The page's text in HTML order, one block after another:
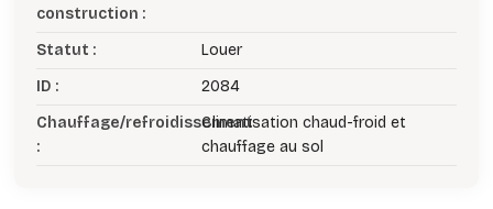
construction :
Statut :
Louer
ID :
2084
Chauffage/refroidissement
:
Climatisation chaud-froid et
chauffage au sol